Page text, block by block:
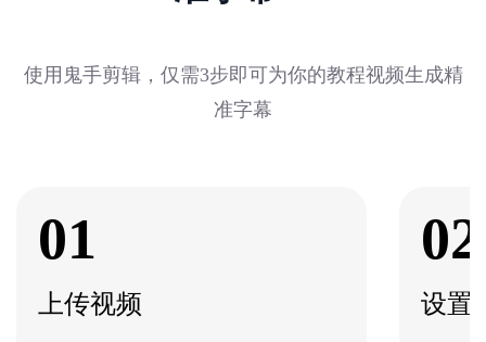
使用鬼手剪辑，仅需3步即可为你的教程视频生成精
准字幕
01
上传视频
02
设置